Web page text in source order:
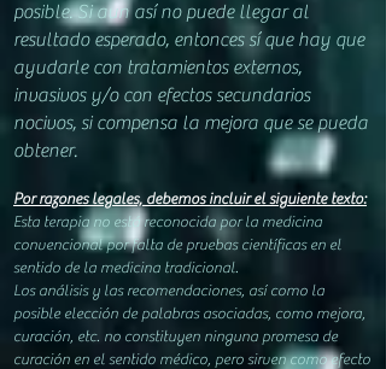
posible. Si aun así no puede llegar al
resultado esperado, entonces sí que hay que
ayudarle con tratamientos externos,
invasivos y/o con efectos secundarios
nocivos, si compensa la mejora que se pueda
obtener.
Por razones legales, debemos incluir el siguiente texto:
Esta terapia no está reconocida por la medicina
convencional por falta de pruebas científicas en el
sentido de la medicina tradicional.
Los análisis y las recomendaciones, así como la
posible elección de palabras asociadas, como mejora,
curación, etc. no constituyen ninguna promesa de
curación en el sentido médico, pero sirven como efecto